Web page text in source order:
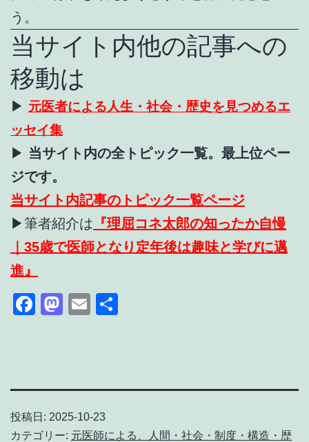
う。
当サイト内他の記事への
移動は
▶ 元医者による人生・社会・歴史を見つめるエ
ッセイ集
▶ 当サイト内の全トピック一覧。最上位ペー
ジです。
当サイト内記事のトピック一覧ページ
▶筆者紹介は 『理屈コネ太郎の知ったか自慢
｜35歳で医師となり定年後は趣味と学びに邁
進』
Facebook
Mastodon
Email
投稿日: 2025-10-23
カテゴリー: 元医師による、人間・社会・制度・構造・歴